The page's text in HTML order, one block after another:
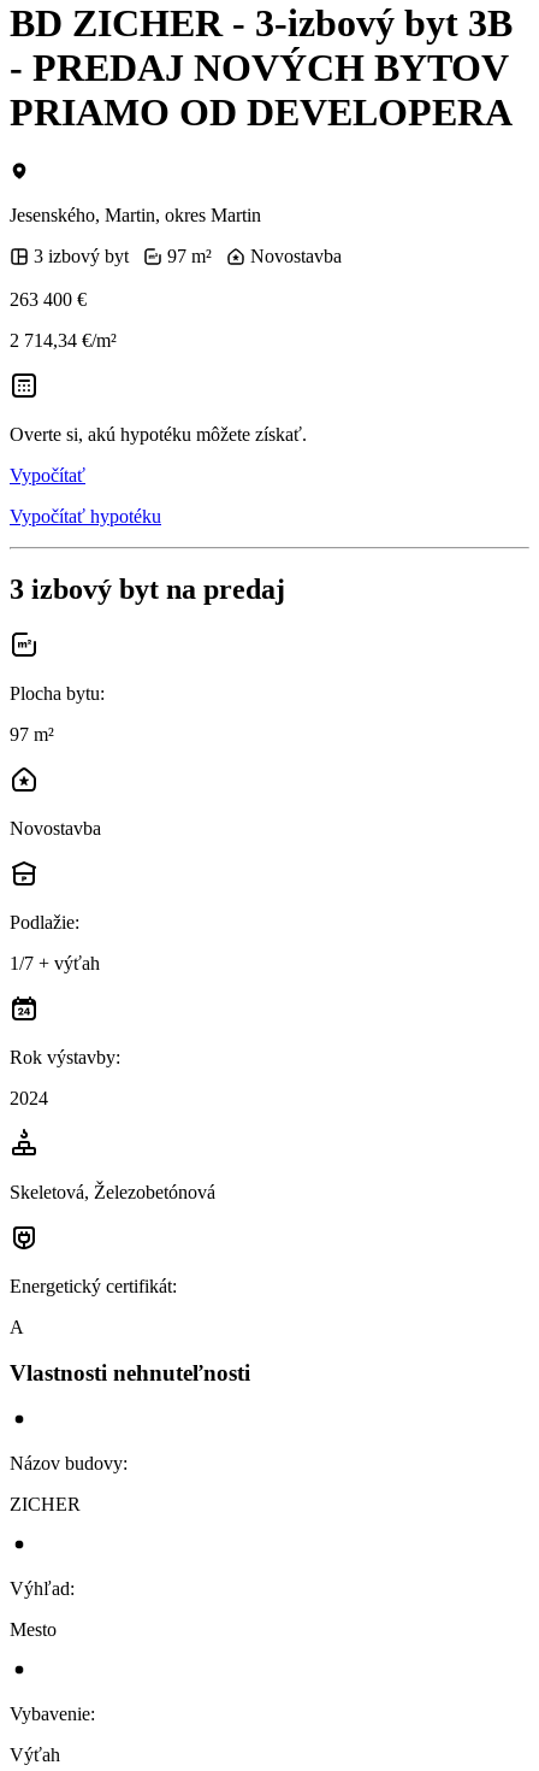
BD ZICHER - 3-izbový byt 3B
- PREDAJ NOVÝCH BYTOV
PRIAMO OD DEVELOPERA
Jesenského, Martin, okres Martin
3 izbový byt
97 m² Novostavba
263 400 €
2 714,34 €/m²
Overte si, akú hypotéku môžete získať.
Vypočítať
Vypočítať hypotéku
3 izbový byt na predaj
Plocha bytu:
97 m²
Novostavba
Podlažie:
1/7 + výťah
Rok výstavby:
2024
Skeletová, Železobetónová
Energetický certifikát:
A
Vlastnosti nehnuteľnosti
Názov budovy:
ZICHER
Výhľad:
Mesto
Vybavenie:
Výťah